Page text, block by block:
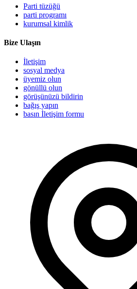
Parti tüzüğü
parti programı
kurumsal kimlik
Bize Ulaşın
İletişim
sosyal medya
üyemiz olun
gönüllü olun
görüşünüzü bildirin
bağış yapın
basın İletişim formu